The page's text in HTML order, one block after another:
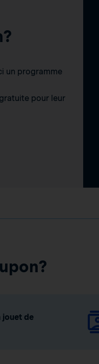
un programme
pour leur
jouet de